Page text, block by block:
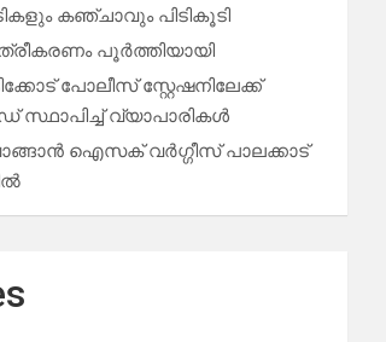
കഞ്ചാവും പിടികൂടി
പൂർത്തിയായി
പോലീസ് സ്റ്റേഷനിലേക്ക്
വ്യാപാരികൾ
ഐസക് വര്‍ഗ്ഗീസ് പാലക്കാട്